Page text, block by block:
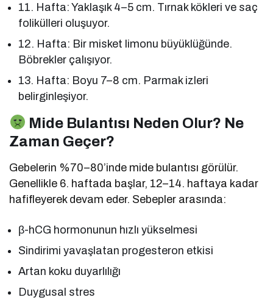
11. Hafta: Yaklaşık 4–5 cm. Tırnak kökleri ve saç
folikülleri oluşuyor.
12. Hafta: Bir misket limonu büyüklüğünde.
Böbrekler çalışıyor.
13. Hafta: Boyu 7–8 cm. Parmak izleri
belirginleşiyor.
Mide Bulantısı Neden Olur? Ne
Zaman Geçer?
Gebelerin %70–80’inde mide bulantısı görülür.
Genellikle 6. haftada başlar, 12–14. haftaya kadar
hafifleyerek devam eder. Sebepler arasında:
β-hCG hormonunun hızlı yükselmesi
Sindirimi yavaşlatan progesteron etkisi
Artan koku duyarlılığı
Duygusal stres